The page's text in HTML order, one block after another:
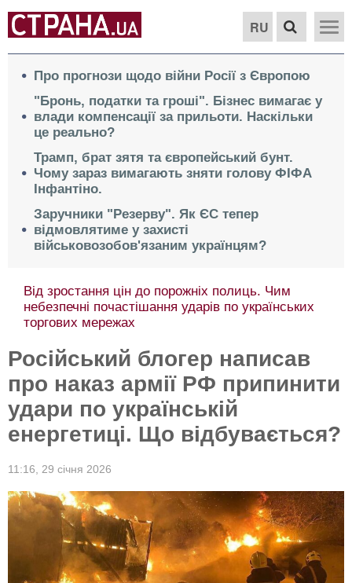
RU
Про прогнози щодо війни Росії з Європою
"Бронь, податки та гроші". Бізнес вимагає у
влади компенсації за прильоти. Наскільки
це реально?
Трамп, брат зятя та європейський бунт.
Чому зараз вимагають зняти голову ФІФА
Інфантіно.
Заручники "Резерву". Як ЄС тепер
відмовлятиме у захисті
військовозобов'язаним українцям?
Від зростання цін до порожніх полиць. Чим
небезпечні почастішання ударів по українських
торгових мережах
Російський блогер написав
про наказ армії РФ припинити
удари по українській
енергетиці. Що відбувається?
11:16, 29 січня 2026